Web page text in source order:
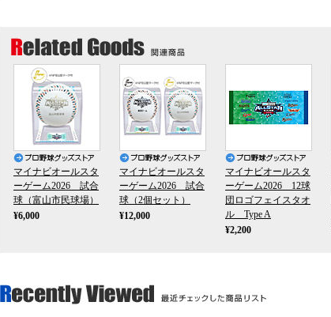
マイナビオールスタ
ーゲーム2026 試合
球（富山市民球場）
¥6,000
マイナビオールスタ
ーゲーム2026 試合
球（2個セット）
¥12,000
マイナビオールスタ
ーゲーム2026 12球
団ロゴフェイスタオ
ル Type A
¥2,200